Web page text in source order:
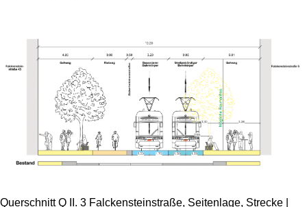
Querschnitt Q II. 3 Falckensteinstraße, Seitenlage, Strecke |